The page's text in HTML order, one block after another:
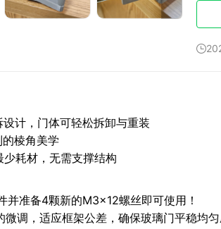

设计，门体可轻松拆卸与重装
棱角美学
耗材，无需支撑结构
并准备4颗新的M3x12螺丝即可使用！
调，适应框架公差，确保玻璃门平稳均